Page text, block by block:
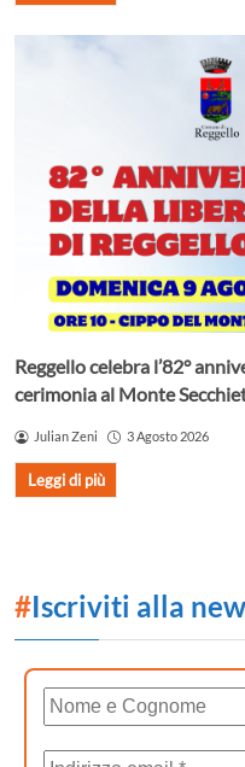
Reggello celebra l’82°
cerimonia al Monte
Julian Zeni 3 Agosto 2026
Leggi di più
#Iscriviti alla